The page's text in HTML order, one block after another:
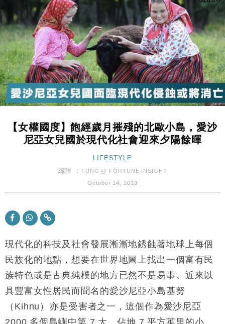
財經｜日經失守6.5萬點後回穩 全周仍升近2%
15:47
財經｜恒隆10月換帥 玩具「反」斗城亞洲CEO蔡德
粦接任
15:11
財經｜韓股反覆波動收跌 連挫7周創逾3年最長跌勢
13:44
財經｜內地7月美元計價出口增近24%勝預期 貿易順
差達1125億美元
12:44
財經｜日本春季三度入市撐日圓 4月單日斥6.28萬億
11:12
國際｜特朗普料美伊戰事快結束 承認部分彈藥庫存緊
張
財經｜SA售股自救後再出手 斥4億美元押注未上市公
財經｜華僑銀行上半年淨利創新高 中期息增15%至
47仙
17:33
及消費表現
損失近6900萬元
16:05
財經｜日經失守6.5萬點後回穩 全周仍升近2%
粦接任
15:11
財經｜韓股反覆波動收跌 連挫7周創逾3年最長跌勢
【女權國度】飽經歲月摧殘的北歐小島，愛沙
尼亞女兒國於現代化社會迎來夕陽餘暉
LIFESTYLE
編輯 ：
FUNG @ FORTUNE INSIGHT
October 14, 2019
現代化的科技及社會發展漸漸地銹蝕著地球上每個
民族化的地點，想要在世界地圖上找出一個富有民
族特色或是古典純樸的地方已然不是易事。近來以
具豐富女性居民而聞名的愛沙尼亞小島基努
（Kihnu）亦是受害者之一，這個作為愛沙尼亞
2000 多個島嶼中第 7 大，佔地 7 平方英里的小